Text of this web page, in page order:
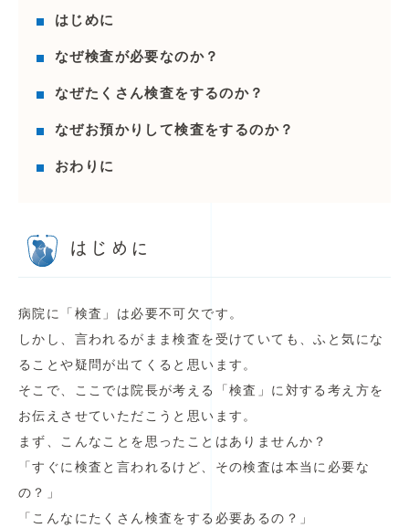
はじめに
なぜ検査が必要なのか？
なぜたくさん検査をするのか？
なぜお預かりして検査をするのか？
おわりに
はじめに
病院に「検査」は必要不可欠です。
しかし、言われるがまま検査を受けていても、ふと気にな
ることや疑問が出てくると思います。
そこで、ここでは院長が考える「検査」に対する考え方を
お伝えさせていただこうと思います。
まず、こんなことを思ったことはありませんか？
「すぐに検査と言われるけど、その検査は本当に必要な
の？」
「こんなにたくさん検査をする必要あるの？」